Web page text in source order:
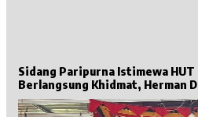
Sidang Paripurna Istimewa HUT
Berlangsung Khidmat, Herman
Sejarah Besar untuk Sumsel